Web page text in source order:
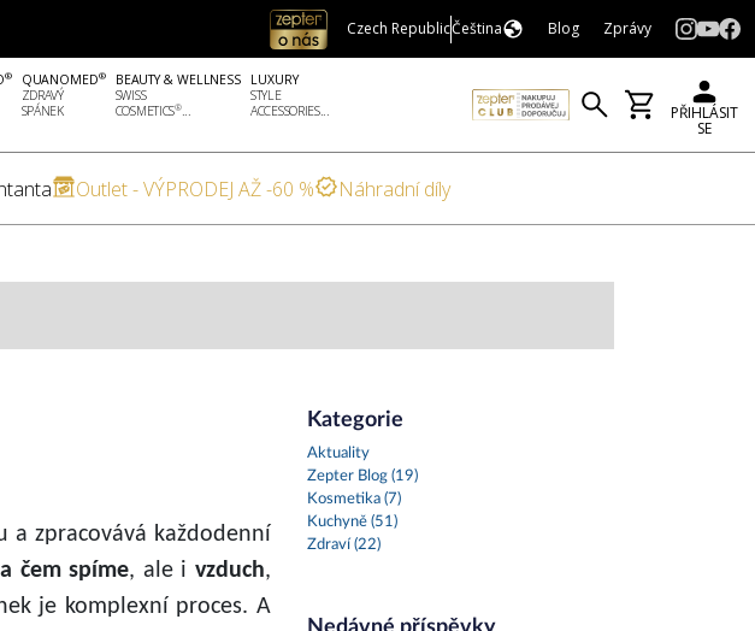
Czech RepublicČeština Blog Zprávy
® QUANOMED®
ZDRAVÝ
SPÁNEK
BEAUTY & WELLNESS
SWISS
COSMETICS®...
LUXURY
STYLE
ACCESSORIES...
PŘIHLÁSIT
SE
Outlet - VÝPRODEJ AŽ -60 % Náhradní díly
zpracovává každodenní
čem spíme, ale ivzduch,
je komplexní proces. A
Kategorie
Aktuality
Zepter Blog (19)
Kosmetika (7)
Kuchyně (51)
Zdraví (22)
Nedávné příspěvky